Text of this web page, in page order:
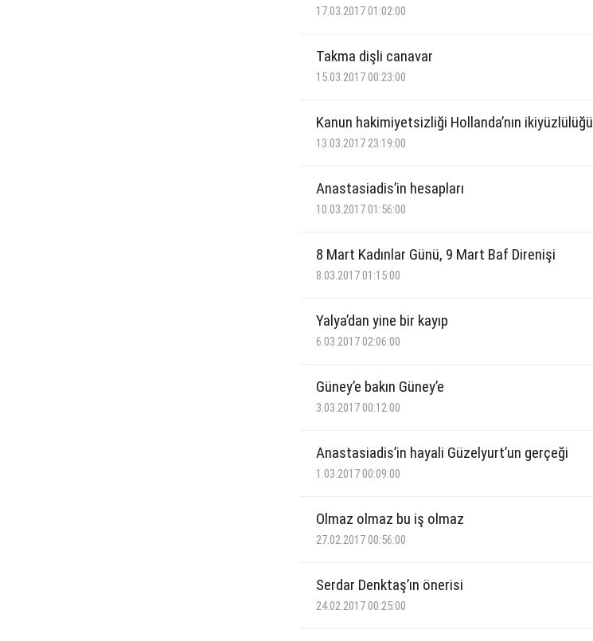
17.03.2017 01:02:00
Takma dişli canavar
15.03.2017 00:23:00
Kanun hakimiyetsizliği Hollanda’nın ikiyüzlülüğü
13.03.2017 23:19:00
Anastasiadis’in hesapları
10.03.2017 01:56:00
8 Mart Kadınlar Günü, 9 Mart Baf Direnişi
8.03.2017 01:15:00
Yalya’dan yine bir kayıp
6.03.2017 02:06:00
Güney’e bakın Güney’e
3.03.2017 00:12:00
Anastasiadis’in hayali Güzelyurt’un gerçeği
1.03.2017 00:09:00
Olmaz olmaz bu iş olmaz
27.02.2017 00:56:00
Serdar Denktaş’ın önerisi
24.02.2017 00:25:00